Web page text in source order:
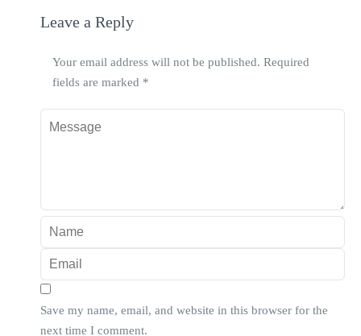
Leave a Reply
Your email address will not be published. Required
fields are marked *
Save my name, email, and website in this browser for the
next time I comment.